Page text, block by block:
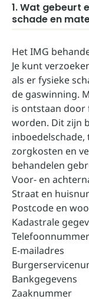
1. Wat gebeurt
schade en
Het IMG
Je kunt
als er fysieke
de gaswinning.
is ontstaan door
worden. Dit zijn
inboedelschade,
zorgkosten en
behandelen
Voor- en
Straat en
Postcode en
Kadastrale
Telefoonnummer
E-mailadres
Bankgegevens
Zaaknummer